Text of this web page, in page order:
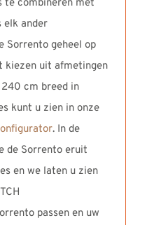
te combineren met
elk ander
Sorrento geheel op
kiezen uit afmetingen
cm breed in
kunt u zien in onze
. In de
de Sorrento eruit
en we laten u zien
passen en uw